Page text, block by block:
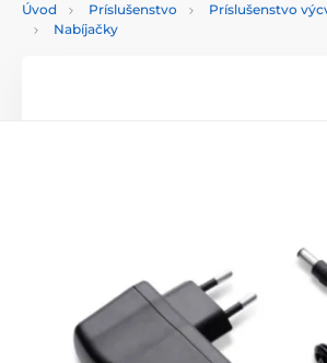
Úvod Príslušenstvo
Príslušenstvo
Nabíjačky